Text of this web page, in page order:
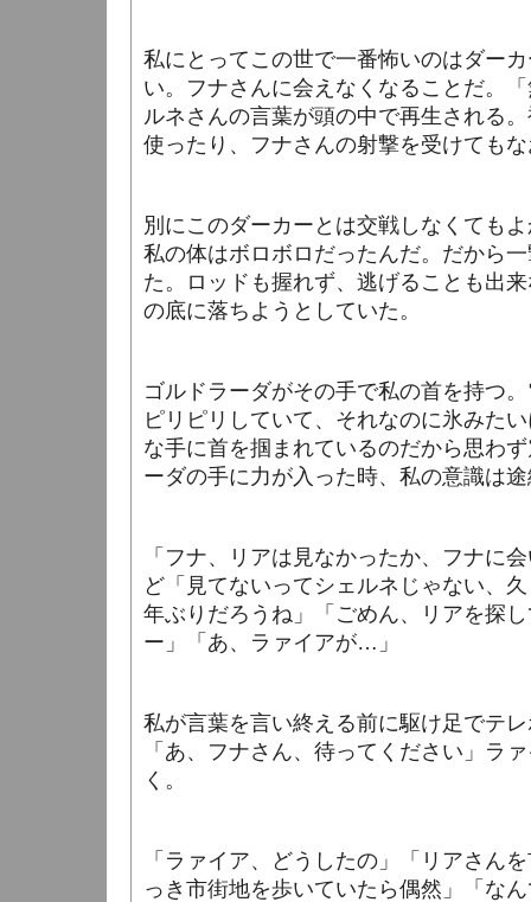
私にとってこの世で一番怖いのはダー
い。フナさんに会えなくなることだ。
ルネさんの言葉が頭の中で再生される
使ったり、フナさんの射撃を受けても
別にこのダーカーとは交戦しなくても
私の体はボロボロだったんだ。だから
た。ロッドも握れず、逃げることも出
の底に落ちようとしていた。
ゴルドラーダがその手で私の首を持つ
ピリピリしていて、それなのに氷みた
な手に首を掴まれているのだから思わ
ーダの手に力が入った時、私の意識は
「フナ、リアは見なかったか、フナに
ど「見てないってシェルネじゃない、
年ぶりだろうね」「ごめん、リアを探
ー」「あ、ラァイアが…」
私が言葉を言い終える前に駆け足でテ
「あ、フナさん、待ってください」ラ
く。
「ラァイア、どうしたの」「リアさん
っき市街地を歩いていたら偶然」「な